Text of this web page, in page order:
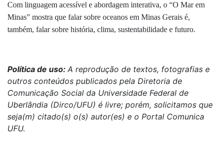
Com linguagem acessível e abordagem interativa, o “O Mar em
Minas” mostra que falar sobre oceanos em Minas Gerais é,
também, falar sobre história, clima, sustentabilidade e futuro.
Política de uso: A reprodução de textos, fotografias e
outros conteúdos publicados pela Diretoria de
Comunicação Social da Universidade Federal de
Uberlândia (Dirco/UFU) é livre; porém, solicitamos que
seja(m) citado(s) o(s) autor(es) e o Portal Comunica
UFU.